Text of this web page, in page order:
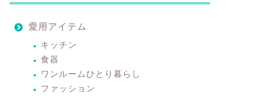
愛用アイテム
キッチン
食器
ワンルームひとり暮らし
ファッション